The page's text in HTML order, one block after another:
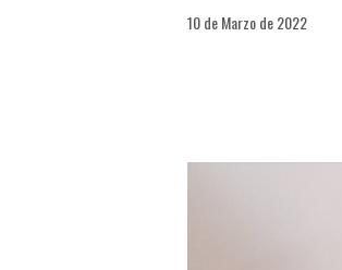
10 de Marzo de 2022